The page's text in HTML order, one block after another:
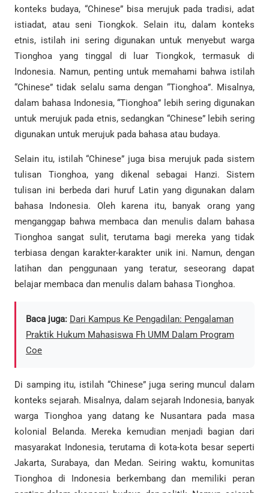
konteks budaya, “Chinese” bisa merujuk pada tradisi, adat
istiadat, atau seni Tiongkok. Selain itu, dalam konteks
etnis, istilah ini sering digunakan untuk menyebut warga
Tionghoa yang tinggal di luar Tiongkok, termasuk di
Indonesia. Namun, penting untuk memahami bahwa istilah
“Chinese” tidak selalu sama dengan “Tionghoa”. Misalnya,
dalam bahasa Indonesia, “Tionghoa” lebih sering digunakan
untuk merujuk pada etnis, sedangkan “Chinese” lebih sering
digunakan untuk merujuk pada bahasa atau budaya.
Selain itu, istilah “Chinese” juga bisa merujuk pada sistem
tulisan Tionghoa, yang dikenal sebagai Hanzi. Sistem
tulisan ini berbeda dari huruf Latin yang digunakan dalam
bahasa Indonesia. Oleh karena itu, banyak orang yang
menganggap bahwa membaca dan menulis dalam bahasa
Tionghoa sangat sulit, terutama bagi mereka yang tidak
terbiasa dengan karakter-karakter unik ini. Namun, dengan
latihan dan penggunaan yang teratur, seseorang dapat
belajar membaca dan menulis dalam bahasa Tionghoa.
Baca juga: Dari Kampus Ke Pengadilan: Pengalaman
Praktik Hukum Mahasiswa Fh UMM Dalam Program
Coe
Di samping itu, istilah “Chinese” juga sering muncul dalam
konteks sejarah. Misalnya, dalam sejarah Indonesia, banyak
warga Tionghoa yang datang ke Nusantara pada masa
kolonial Belanda. Mereka kemudian menjadi bagian dari
masyarakat Indonesia, terutama di kota-kota besar seperti
Jakarta, Surabaya, dan Medan. Seiring waktu, komunitas
Tionghoa di Indonesia berkembang dan memiliki peran